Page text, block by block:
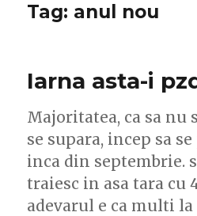
Tag: anul nou
Iarna asta-i
Majoritatea, ca sa nu
se supara, incep sa
inca din septembrie.
traiesc in asa tara cu
adevarul e ca multi